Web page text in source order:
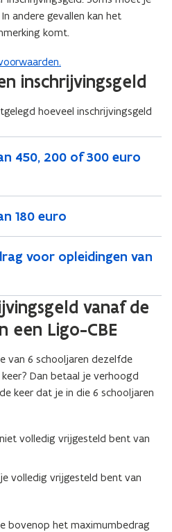
andere gevallen kan het
komt.
inschrijvingsgeld
hoeveel inschrijvingsgeld
450, 200 of 300 euro
180 euro
voor opleidingen van
vanaf de
een Ligo-CBE
van 6 schooljaren dezelfde
Dan betaal je verhoogd
keer dat je in die 6 schooljaren
volledig vrijgesteld bent van
volledig vrijgesteld bent van
bovenop het maximumbedrag